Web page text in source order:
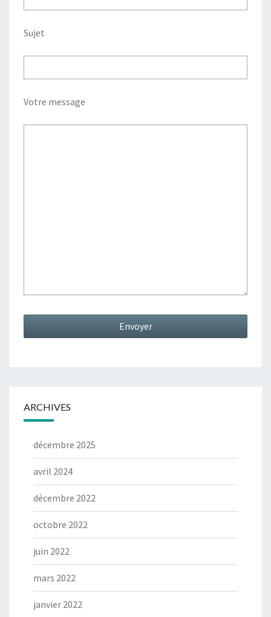
Sujet
Votre message
ARCHIVES
décembre 2025
avril 2024
décembre 2022
octobre 2022
juin 2022
mars 2022
janvier 2022